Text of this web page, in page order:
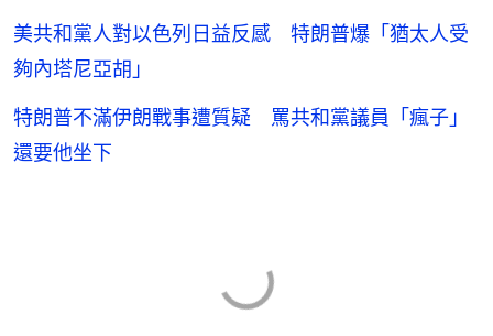
美共和黨人對以色列日益反感 特朗普爆「猶太人受
夠內塔尼亞胡」
特朗普不滿伊朗戰事遭質疑 罵共和黨議員「瘋子」
還要他坐下